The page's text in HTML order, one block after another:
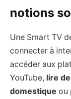
notions
Une Smart TV
connecter à
accéder aux
YouTube, lire
domestique ou